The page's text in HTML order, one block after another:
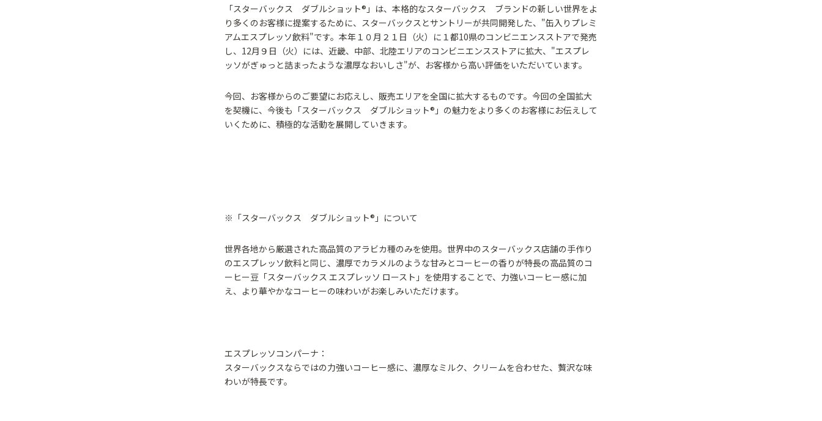
「スターバックス ダブルショット®」は、本格的なスターバックス ブランドの新しい世界をよ
り多くのお客様に提案するために、スターバックスとサントリーが共同開発した、"缶入りプレミ
アムエスプレッソ飲料"です。本年１０月２１日（火）に１都10県のコンビニエンスストアで発売
し、12月９日（火）には、近畿、中部、北陸エリアのコンビニエンスストアに拡大、"エスプレ
ッソがぎゅっと詰まったような濃厚なおいしさ"が、お客様から高い評価をいただいています。
今回、お客様からのご要望にお応えし、販売エリアを全国に拡大するものです。今回の全国拡大
を契機に、今後も「スターバックス ダブルショット®」の魅力をより多くのお客様にお伝えして
いくために、積極的な活動を展開していきます。
※「スターバックス ダブルショット®」について
世界各地から厳選された高品質のアラビカ種のみを使用。世界中のスターバックス店舗の手作り
のエスプレッソ飲料と同じ、濃厚でカラメルのような甘みとコーヒーの香りが特長の高品質のコ
ーヒー豆「スターバックス エスプレッソ ロースト」を使用することで、力強いコーヒー感に加
え、より華やかなコーヒーの味わいがお楽しみいただけます。
エスプレッソコンパーナ：
スターバックスならではの力強いコーヒー感に、濃厚なミルク、クリームを合わせた、贅沢な味
わいが特長です。